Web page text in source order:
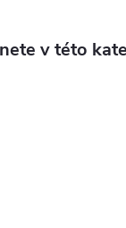
v této